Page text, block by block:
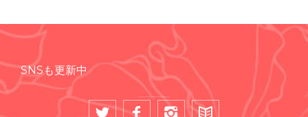
SNSも更新中